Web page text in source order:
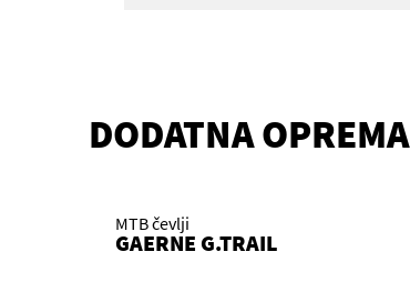
DODATNA OPREMA
MTB čevlji
GAERNE G.TRAIL